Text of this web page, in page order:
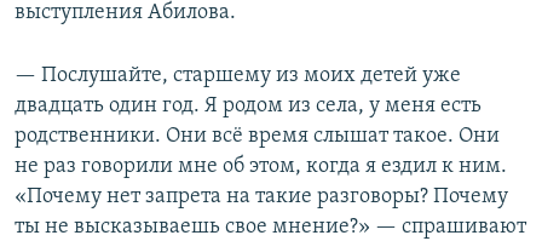
выступления Абилова.
— Послушайте, старшему из моих детей уже
двадцать один год. Я родом из села, у меня есть
родственники. Они всё время слышат такое. Они
не раз говорили мне об этом, когда я ездил к ним.
«Почему нет запрета на такие разговоры? Почему
ты не высказываешь свое мнение?» — спрашивают